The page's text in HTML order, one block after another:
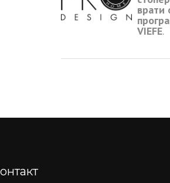
врати
VIEFE.